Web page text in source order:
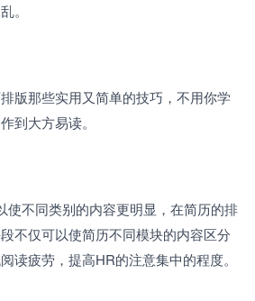
。
版那些实用又简单的技巧，不用你学
到大方易读。
使不同类别的内容更明显，在简历的排
不仅可以使简历不同模块的内容区分
读疲劳，提高HR的注意集中的程度。